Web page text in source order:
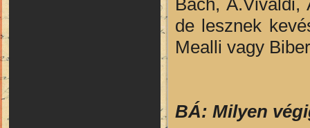
de lesznek
Mealli vagy
BÁ: Milyen